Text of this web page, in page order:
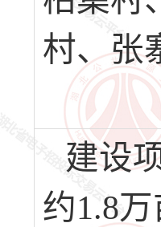
村、张
建设
约1.8